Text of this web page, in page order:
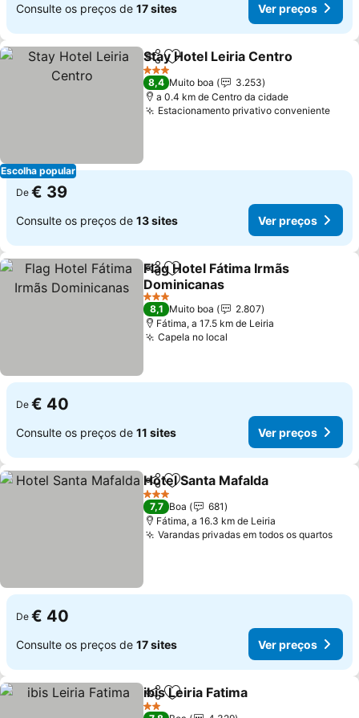
Consulte os preços de 17 sites Ver preços
Escolha popular
PartilharAdicionar aos favoritos
Stay Hotel Leiria Centro
3 Estrelas
8,4 Muito boa
3.253
a 0.4 km de Centro da cidade
Estacionamento privativo convenienteVer
De € 39
Consulte os preços de 13 sites Ver preços
PartilharAdicionar aos favoritos
Flag Hotel Fátima Irmãs
Dominicanas
Ver preços
3 Estrelas
8,1 Muito boa
2.807
Fátima, a 17.5 km de Leiria
Capela no local
De € 40
Consulte os preços de 11 sites Ver preços
PartilharAdicionar aos favoritos
Hotel Santa Mafalda
3 Estrelas
7,7 Boa
681
Fátima, a 16.3 km de Leiria
Varandas privadas em todos os quartosVer
De € 40
Consulte os preços de 17 sites Ver preços
PartilharAdicionar aos favoritos
ibis Leiria Fatima
2 Estrelas